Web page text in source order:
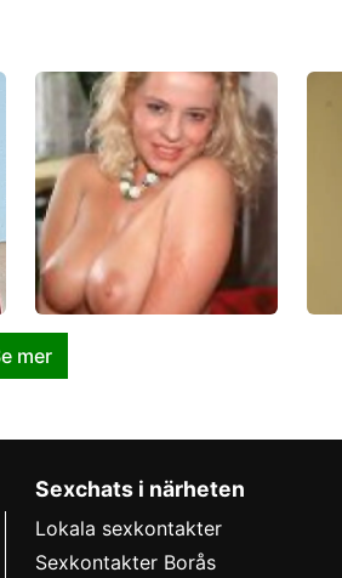
mer
Sexchats i närheten
Lokala sexkontakter
Sexkontakter Borås